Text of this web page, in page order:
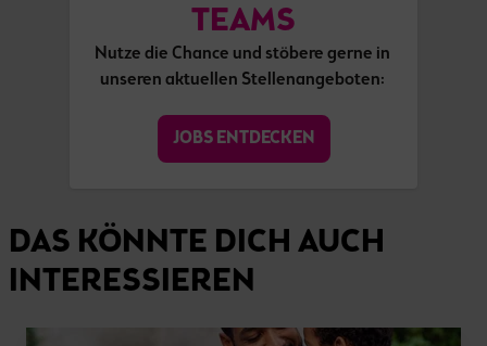
TEAMS
Nutze die Chance und stöbere gerne in
JOBS ENTDECKEN
DAS KÖNNTE DICH AUCH
INTERESSIEREN